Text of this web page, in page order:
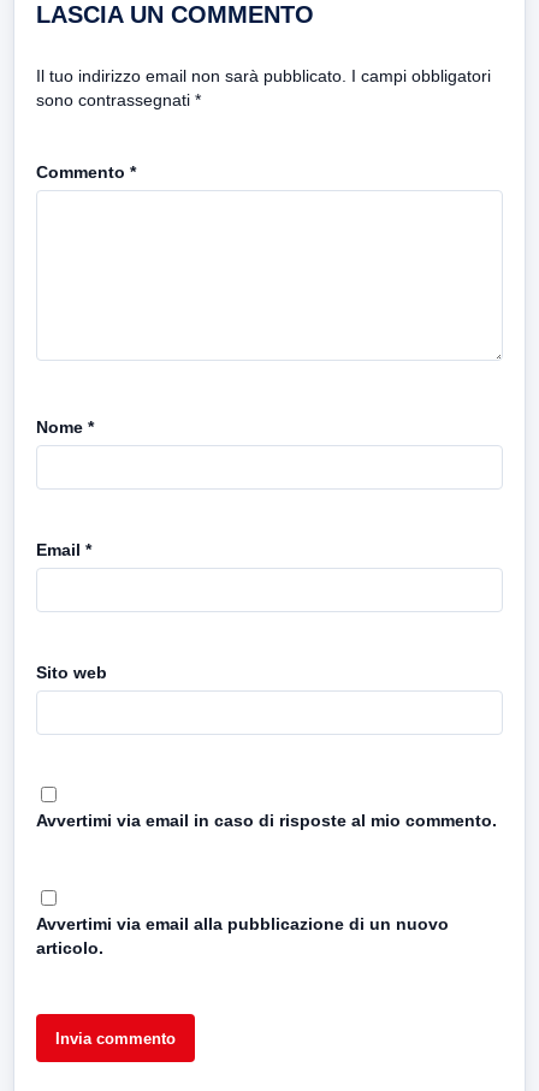
LASCIA UN COMMENTO
Il tuo indirizzo email non sarà pubblicato. I campi obbligatori
sono contrassegnati *
Commento *
Nome *
Email *
Sito web
Avvertimi via email in caso di risposte al mio commento.
Avvertimi via email alla pubblicazione di un nuovo
articolo.